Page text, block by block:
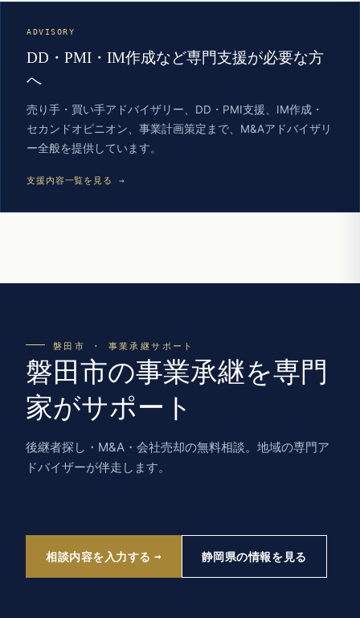
ADVISORY
DD・PMI・IM作成など専門支援が必要な方
へ
売り手・買い手アドバイザリー、DD・PMI支援、IM作成・
セカンドオピニオン、事業計画策定まで、M&Aアドバイザリ
ー全般を提供しています。
支援内容一覧を見る →
磐田市 · 事業承継サポート
磐田市の事業承継を専門
家がサポート
後継者探し・M&A・会社売却の無料相談。地域の専門ア
ドバイザーが伴走します。
相談内容を入力する 静岡県の情報を見る